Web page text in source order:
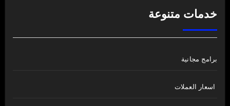
خدمات متنوعة
برامج مجانية
اسعار العملات